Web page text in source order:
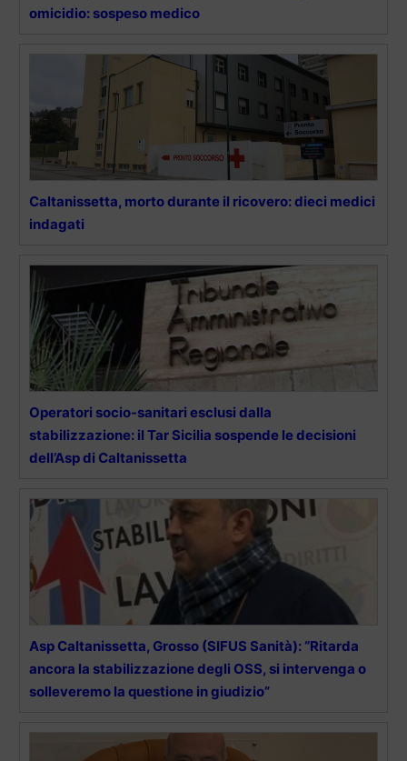
omicidio: sospeso medico
Caltanissetta, morto durante il ricovero: dieci medici
indagati
Operatori socio-sanitari esclusi dalla
stabilizzazione: il Tar Sicilia sospende le decisioni
dell’Asp di Caltanissetta
Asp Caltanissetta, Grosso (SIFUS Sanità): “Ritarda
ancora la stabilizzazione degli OSS, si intervenga o
solleveremo la questione in giudizio”